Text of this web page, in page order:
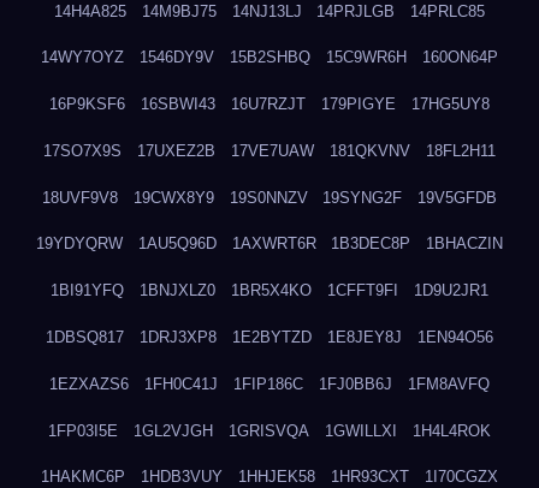
14H4A825 14M9BJ75 14NJ13LJ 14PRJLGB 14PRLC85
14WY7OYZ 1546DY9V 15B2SHBQ 15C9WR6H 160ON64P
16P9KSF6 16SBWI43 16U7RZJT 179PIGYE 17HG5UY8
17SO7X9S 17UXEZ2B 17VE7UAW 181QKVNV 18FL2H11
18UVF9V8 19CWX8Y9 19S0NNZV 19SYNG2F 19V5GFDB
19YDYQRW 1AU5Q96D 1AXWRT6R 1B3DEC8P 1BHACZIN
1BI91YFQ 1BNJXLZ0 1BR5X4KO 1CFFT9FI 1D9U2JR1
1DBSQ817 1DRJ3XP8 1E2BYTZD 1E8JEY8J 1EN94O56
1EZXAZS6 1FH0C41J 1FIP186C 1FJ0BB6J 1FM8AVFQ
1FP03I5E 1GL2VJGH 1GRISVQA 1GWILLXI 1H4L4ROK
1HAKMC6P 1HDB3VUY 1HHJEK58 1HR93CXT 1I70CGZX